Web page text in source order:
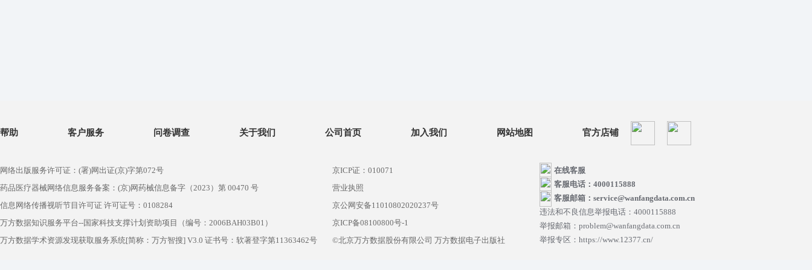
帮助 客户服务 问卷调查 关于我们 公司首页 加入我们 网站地图 官方店铺
网络出版服务许可证：(署)网出证(京)字第072号
药品医疗器械网络信息服务备案：(京)网药械信息备字（2023）第 00470 号
信息网络传播视听节目许可证 许可证号：0108284
万方数据知识服务平台--国家科技支撑计划资助项目（编号：2006BAH03B01）
万方数据学术资源发现获取服务系统[简称：万方智搜] V3.0 证书号：软著登字第11363462号
京ICP证：010071
营业执照
京公网安备11010802020237号
京ICP备08100800号-1
©北京万方数据股份有限公司 万方数据电子出版社
在线客服
客服电话：4000115888
客服邮箱：service@wanfangdata.com.cn
违法和不良信息举报电话：4000115888
举报邮箱：problem@wanfangdata.com.cn
举报专区：https://www.12377.cn/